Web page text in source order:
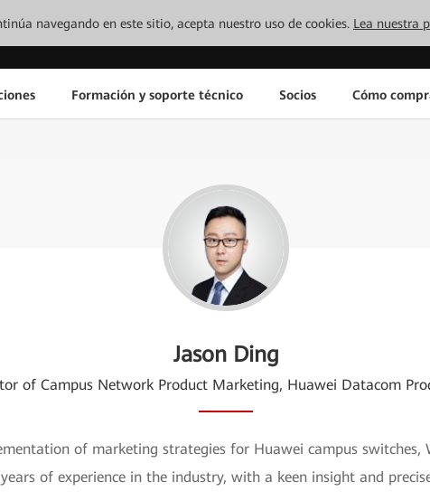
navegando en este sitio, acepta nuestro uso de cookies. Lea nuestra
Formación y soporte técnico Socios Cómo
Jason Ding
of Campus Network Product Marketing, Huawei Datacom
of marketing strategies for Huawei campus switches,
of experience in the industry, with a keen insight and